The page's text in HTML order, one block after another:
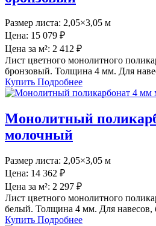
Размер листа: 2,05×3,05 м
Цена: 15 079 ₽
Цена за м²: 2 412 ₽
Лист цветного монолитного
бронзовый. Толщина 4 мм. Для
Купить Подробнее
Монолитный
молочный
Размер листа: 2,05×3,05 м
Цена: 14 362 ₽
Цена за м²: 2 297 ₽
Лист цветного монолитного
белый. Толщина 4 мм. Для навесов,
Купить Подробнее